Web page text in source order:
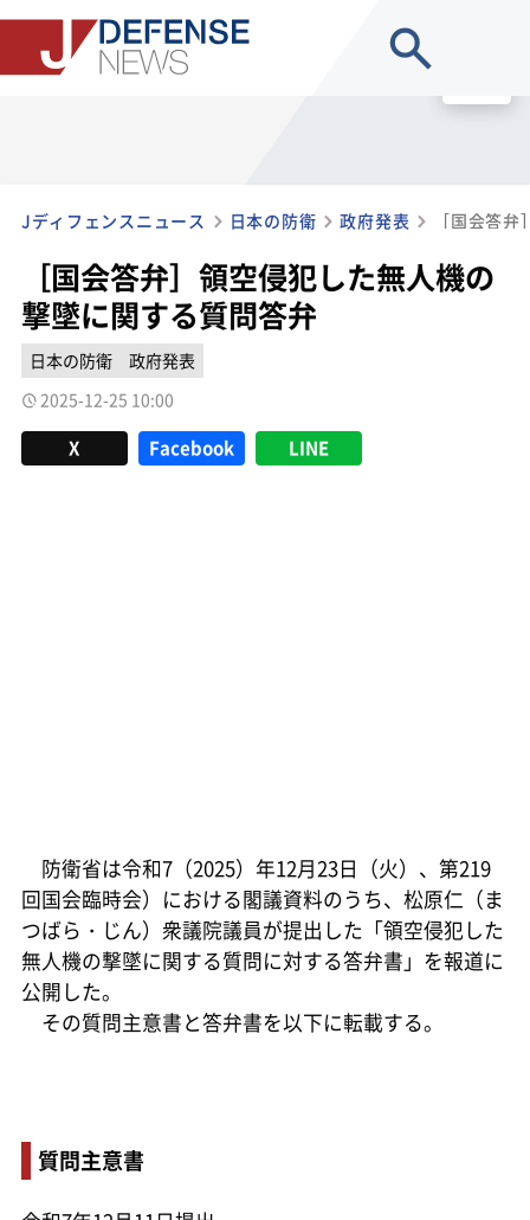
Jディフェンスニュース 日本の防衛 政府発表
［国会答弁］領空侵犯した無人機の
撃墜に関する質問答弁
日本の防衛
政府発表
2025-12-25 10:00
X Facebook LINE
防衛省は令和7（2025）年12月23日（火）、第219
回国会臨時会）における閣議資料のうち、松原仁（ま
つばら・じん）衆議院議員が提出した「領空侵犯した
無人機の撃墜に関する質問に対する答弁書」を報道に
公開した。
その質問主意書と答弁書を以下に転載する。
質問主意書